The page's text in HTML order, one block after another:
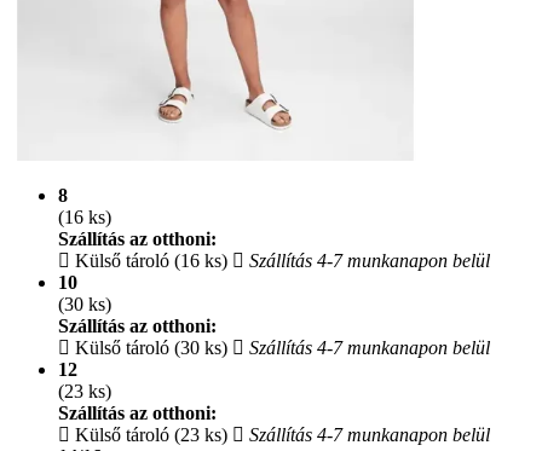
8
(16 ks)
Szállítás az otthoni:
Külső tároló (16 ks)
Szállítás 4-7 munkanapon belül
10
(30 ks)
Szállítás az otthoni:
Külső tároló (30 ks)
Szállítás 4-7 munkanapon belül
12
(23 ks)
Szállítás az otthoni:
Külső tároló (23 ks)
Szállítás 4-7 munkanapon belül